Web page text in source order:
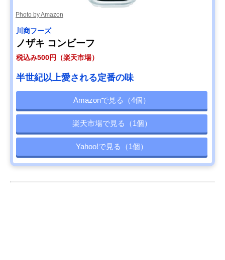
Photo by Amazon
川商フーズ
ノザキ コンビーフ
税込み500円（楽天市場）
半世紀以上愛される定番の味
Amazonで見る（4個）
楽天市場で見る（1個）
Yahoo!で見る（1個）